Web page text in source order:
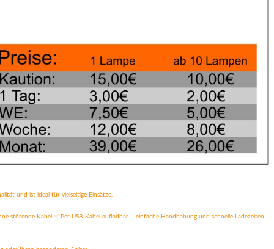
und ist ideal für vielseitige Einsätze.
störende Kabel ✅ Per USB-Kabel aufladbar – einfache Handhabung und schnelle Ladezeiten